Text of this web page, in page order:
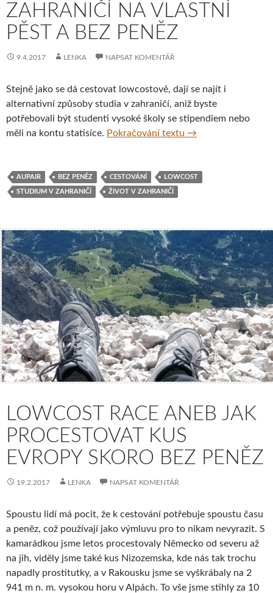
ZAHRANIČÍ NA VLASTNÍ
PĚST A BEZ PENĚZ
9.4.2017 LENKA NAPSAT KOMENTÁŘ
Stejně jako se dá cestovat lowcostově, dají se najít i
alternativní způsoby studia v zahraničí, aniž byste
potřebovali být studenti vysoké školy se stipendiem nebo
měli na kontu statisíce. Pokračování textu Jak studovat v
→
AUPAIR BEZ PENĚZ CESTOVÁNÍ LOWCOST
STUDIUM V ZAHRANIČÍ ŽIVOT V ZAHRANIČÍ
LOWCOST RACE ANEB JAK
PROCESTOVAT KUS
EVROPY SKORO BEZ PENĚZ
19.2.2017 LENKA NAPSAT KOMENTÁŘ
Spoustu lidí má pocit, že k cestování potřebuje spoustu času
a peněz, což používají jako výmluvu pro to nikam nevyrazit. S
kamarádkou jsme letos procestovaly Německo od severu až
na jih, viděly jsme také kus Nizozemska, kde nás tak trochu
napadly prostitutky, a v Rakousku jsme se vyškrábaly na 2
941 m n. m. vysokou horu v Alpách. To vše jsme stihly za 10